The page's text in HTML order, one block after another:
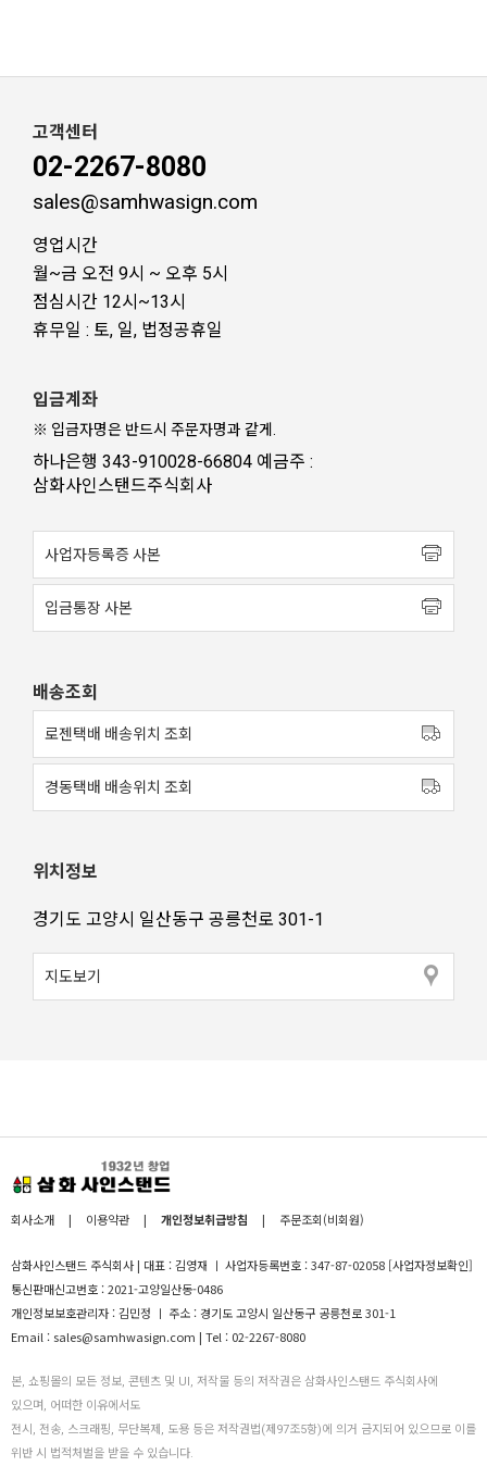
고객센터
02-2267-8080
sales@samhwasign.com
영업시간
월~금 오전 9시 ~ 오후 5시
점심시간 12시~13시
휴무일 : 토, 일, 법정공휴일
입금계좌
※ 입금자명은 반드시 주문자명과 같게.
하나은행 343-910028-66804 예금주 :
삼화사인스탠드주식회사
사업자등록증 사본
입금통장 사본
배송조회
로젠택배 배송위치 조회
경동택배 배송위치 조회
위치정보
경기도 고양시 일산동구 공릉천로 301-1
지도보기
회사소개 | 이용약관 | 개인정보취급방침 | 주문조회(비회원)
삼화사인스탠드 주식회사 | 대표 : 김영재 ㅣ 사업자등록번호 : 347-87-02058 [사업자정보확인]
통신판매신고번호 : 2021-고양일산동-0486
개인정보보호관리자 : 김민정 ㅣ 주소 : 경기도 고양시 일산동구 공릉천로 301-1
Email : sales@samhwasign.com | Tel : 02-2267-8080
본, 쇼핑몰의 모든 정보, 콘텐츠 및 UI, 저작물 등의 저작권은 삼화사인스탠드 주식회사에
있으며, 어떠한 이유에서도
전시, 전송, 스크래핑, 무단복제, 도용 등은 저작권법(제97조5항)에 의거 금지되어 있으므로 이를
위반 시 법적처벌을 받을 수 있습니다.